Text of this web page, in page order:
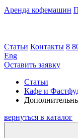
Аренда кофемашин
Статьи Контакты 8
Eng
Оставить заявку
Статьи
Кафе и
вернуться в каталог